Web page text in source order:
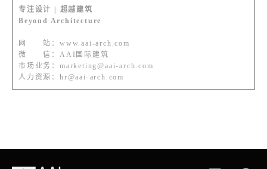
专注设计 | 超越建筑
Beyond Architecture
网 站：www.aai-arch.com
微 信：AAI国际建筑
市场业务：marketing@aai-arch.com
人力资源：hr@aai-arch.com